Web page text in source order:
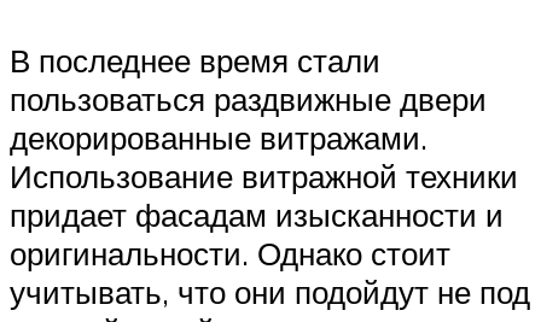
В последнее время стали
пользоваться раздвижные двери
декорированные витражами.
Использование витражной техники
придает фасадам изысканности и
оригинальности. Однако стоит
учитывать, что они подойдут не под